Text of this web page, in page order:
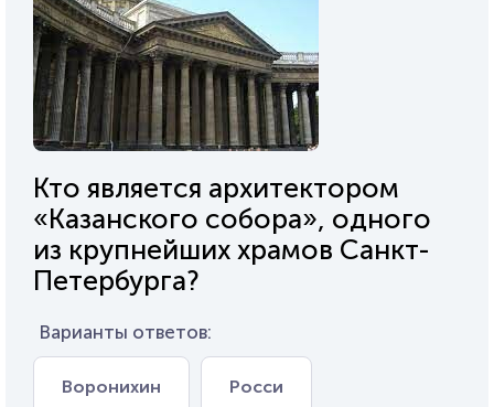
Кто является архитектором
«Казанского собора», одного
из крупнейших храмов Санкт-
Петербурга?
Варианты ответов:
Воронихин Росси